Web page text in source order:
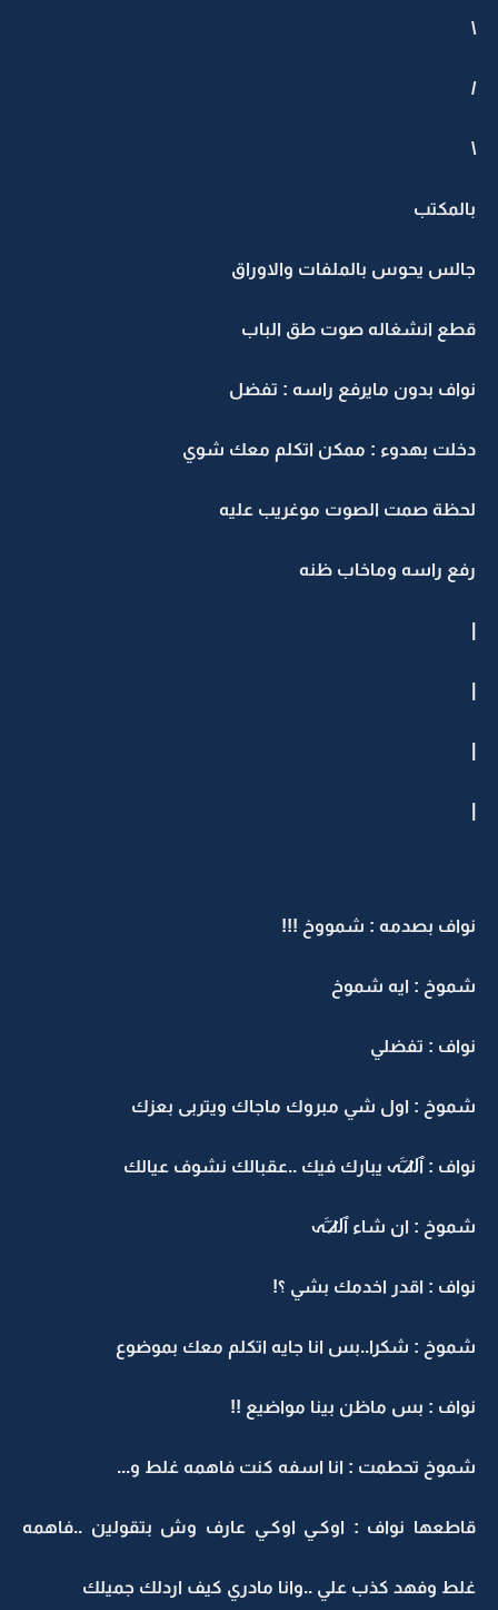
\
/
\
بالمكتب
جالس يحوس بالملفات والاوراق
قطع انشغاله صوت طق الباب
نواف بدون مايرفع راسه : تفضل
دخلت بهدوء : ممكن اتكلم معك شوي
لحظة صمت الصوت موغريب عليه
رفع راسه وماخاب ظنه
نواف بصدمه : شمووخ !!!
شموخ : ايه شموخ
نواف : تفضلي
شموخ : اول شي مبروك ماجاك ويتربى بعزك
نواف : ٱل̷̷لـَـََہ يبارك فيك ..عقبالك نشوف عيالك
شموخ : ان شاء ٱل̷̷لـَـََہ
نواف : اقدر اخدمك بشي ؟!
شموخ : شكرا..بس انا جايه اتكلم معك بموضوع
نواف : بس ماظن بينا مواضيع !!
شموخ تحطمت : انا اسفه كنت فاهمه غلط و...
قاطعها نواف : اوكـي اوكـي عارف وش بتقولين ..فاهمه
غلط وفهد كذب علي ..وانا مادري كيف اردلك جميلك